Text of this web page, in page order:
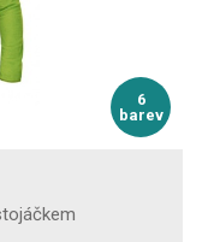
6
barev